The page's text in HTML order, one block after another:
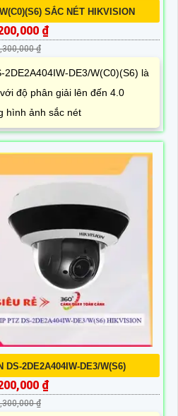
SẮC NÉT HIKVISION
₫
₫
2DE2A404IW-DE3/W(C0)(S6) là
độ phân giải lên đến 4.0
hình ảnh sắc nét
DS-2DE2A404IW-DE3/W(S6)
₫
₫